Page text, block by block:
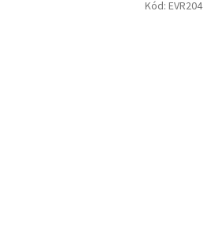
Kód: EVR204